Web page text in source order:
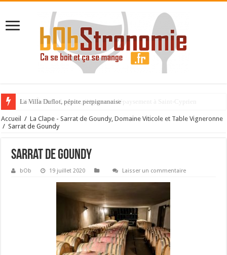
La Villa Duflot, pépite perpignanaise
Accueil / La Clape - Sarrat de Goundy, Domaine Viticole et Table Vigneronne
/ Sarrat de Goundy
Sarrat de Goundy
bOb 19 juillet 2020 Laisser un commentaire